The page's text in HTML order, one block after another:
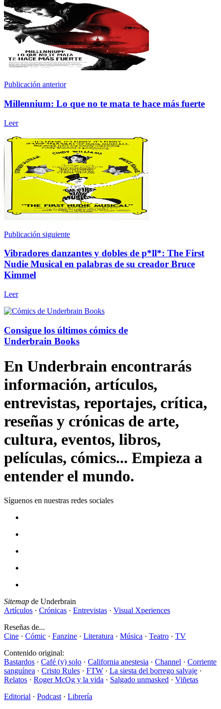
Publicación anterior
Millennium: Lo que no te mata te hace más fuerte
Leer
Publicación siguiente
Vibradores danzantes y dobles de p*ll*: The First
Nudie Musical en palabras de su creador Bruce
Kimmel
Leer
Consigue los últimos cómics de
Underbrain Books
En Underbrain encontrarás
información, artículos,
entrevistas, reportajes, crítica,
reseñas y crónicas de arte,
cultura, eventos, libros,
películas, cómics... Empieza a
entender el mundo.
Síguenos en nuestras redes sociales
Sitemap de Underbrain
Artículos · Crónicas · Entrevistas · Visual Xperiences
Reseñas de...
Cine · Cómic · Fanzine · Literatura · Música · Teatro · TV
Contenido original:
Bastardos · Café (y) solo · California anestesia · Channel · Corriente
sanguínea · Cristo Rules · FTW · La siesta del borrego salvaje ·
Relatos · Roger McOg y la vida · Salgado unmasked · Viñetas
Editorial · Podcast · Librería